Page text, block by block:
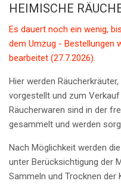
HEIMISCHE
Es dauert noch ein wenig,
dem Umzug - Bestellungen
bearbeitet (27.7.2026).
Hier werden
vorgestellt und zum
Räucherwaren sind in der
gesammelt und werden
Nach Möglichkeit werden
unter Berücksichtigung der
Sammeln und Trocknen der